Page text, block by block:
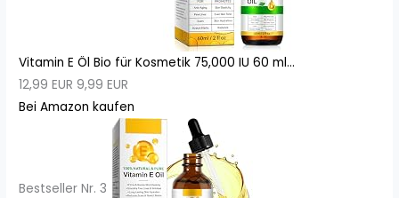
Vitamin E Öl Bio für Kosmetik 75,000 IU 60 ml...
12,99 EUR 9,99 EUR
Bei Amazon kaufen
Bestseller Nr. 3